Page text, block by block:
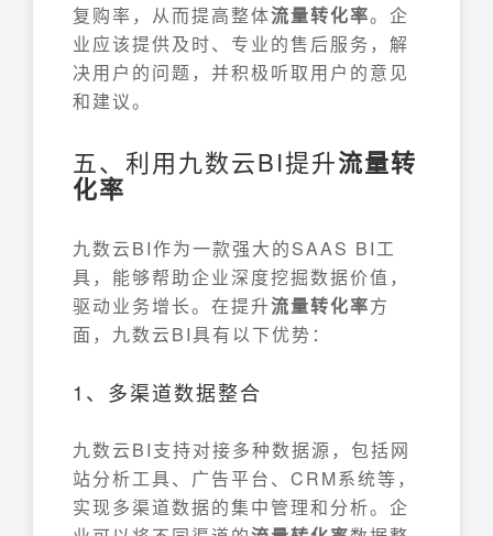
复购率，从而提高整体流量转化率。企
业应该提供及时、专业的售后服务，解
决用户的问题，并积极听取用户的意见
和建议。
五、利用九数云BI提升流量转
化率
九数云BI作为一款强大的SAAS BI工
具，能够帮助企业深度挖掘数据价值，
驱动业务增长。在提升流量转化率方
面，九数云BI具有以下优势：
1、多渠道数据整合
九数云BI支持对接多种数据源，包括网
站分析工具、广告平台、CRM系统等，
实现多渠道数据的集中管理和分析。企